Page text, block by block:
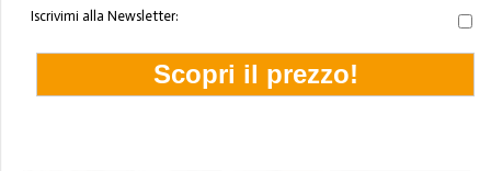
Iscrivimi alla Newsletter: